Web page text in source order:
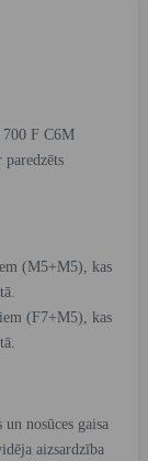
F C6M
(M5+M5), kas
(F7+M5), kas
nosūces gaisa
aizsardzība